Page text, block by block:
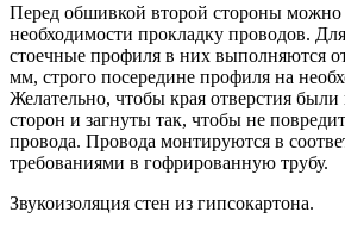
Перед обшивкой второй стороны можно
необходимости прокладку проводов.
стоечные профиля в них выполняются
мм, строго посередине профиля на
Желательно, чтобы края отверстия
сторон и загнуты так, чтобы не
провода. Провода монтируются в
требованиями в гофрированную трубу.
Звукоизоляция стен из гипсокартона.